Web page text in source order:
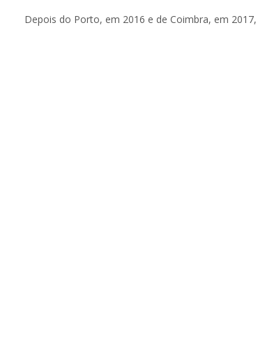
Depois do Porto, em 2016 e de Coimbra, em